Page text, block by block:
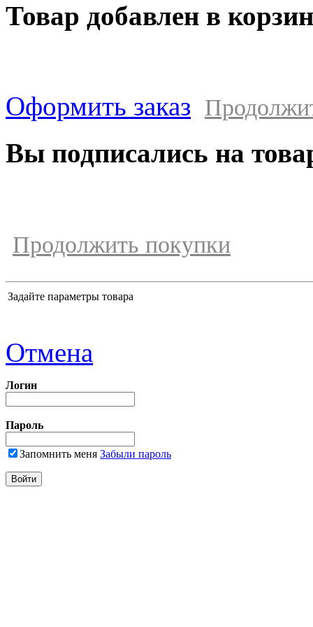
Товар добавлен в
Оформить заказ
Вы подписались на
Продолжить покупки
Задайте параметры товара
Отмена
Логин
Пароль
Запомнить меня Забыли пароль